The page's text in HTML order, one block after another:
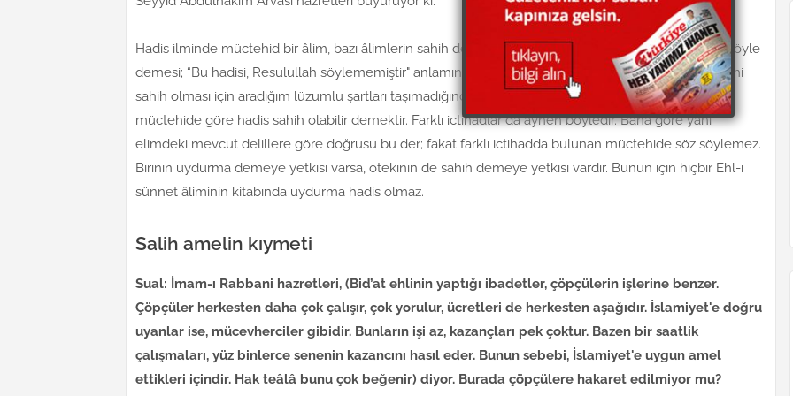
Hadis ilminde müctehid bir âlim, bazı âlimlerin sahih dediği bir hadise mevdu diyebilir. Müctehidin böyle
demesi; “Bu hadisi, Resulullah söylememiştir" anlamında değildir. Bu hadis benim usulüme göre yani
sahih olması için aradığım lüzumlu şartları taşımadığından hadis değil, uydurmadır; fakat başka
müctehide göre hadis sahih olabilir demektir. Farklı ictihadlar da aynen böyledir. Bana göre yani
elimdeki mevcut delillere göre doğrusu bu der; fakat farklı ictihadda bulunan müctehide söz söylemez.
Birinin uydurma demeye yetkisi varsa, ötekinin de sahih demeye yetkisi vardır. Bunun için hiçbir Ehl-i
sünnet âliminin kitabında uydurma hadis olmaz.
Salih amelin kıymeti
Sual: İmam-ı Rabbani hazretleri, (Bid’at ehlinin yaptığı ibadetler, çöpçülerin işlerine benzer.
Çöpçüler herkesten daha çok çalışır, çok yorulur, ücretleri de herkesten aşağıdır. İslamiyet'e doğru
uyanlar ise, mücevherciler gibidir. Bunların işi az, kazançları pek çoktur. Bazen bir saatlik
çalışmaları, yüz binlerce senenin kazancını hasıl eder. Bunun sebebi, İslamiyet'e uygun amel
ettikleri içindir. Hak teâlâ bunu çok beğenir) diyor. Burada çöpçülere hakaret edilmiyor mu?